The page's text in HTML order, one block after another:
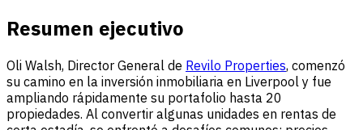
Resumen ejecutivo
Oli Walsh, Director General de Revilo Properties, comenzó
su camino en la inversión inmobiliaria en Liverpool y fue
ampliando rápidamente su portafolio hasta 20
propiedades. Al convertir algunas unidades en rentas de